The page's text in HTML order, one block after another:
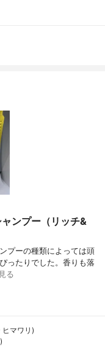
ンプー（リッチ&
プーの種類によっては頭
ったりでした。香りも落
る
ヒマワリ)